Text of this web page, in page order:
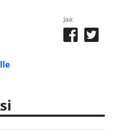
Jaa: